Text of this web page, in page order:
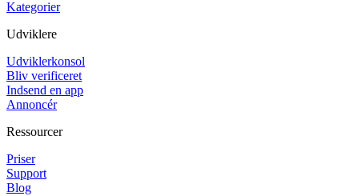
Kategorier
Udviklere
Udviklerkonsol
Bliv verificeret
Indsend en app
Annoncér
Ressourcer
Priser
Support
Blog